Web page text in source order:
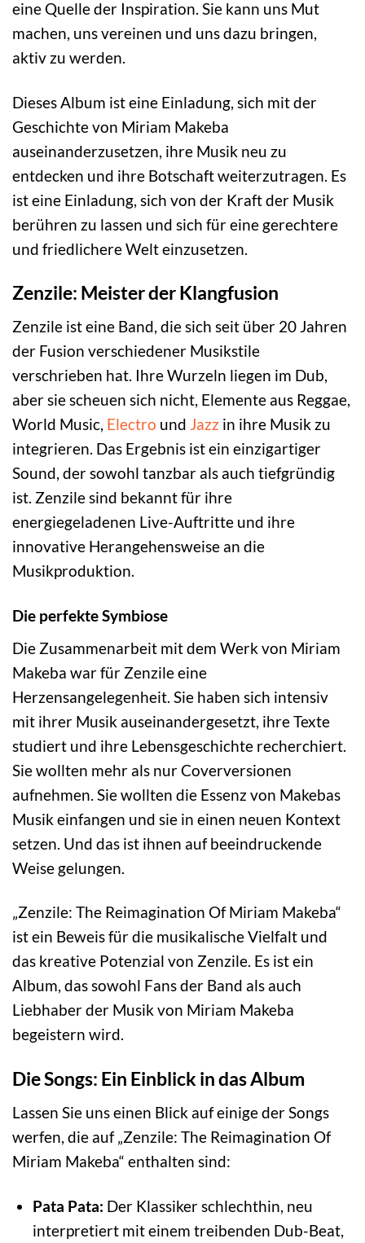
eine Quelle der Inspiration. Sie kann uns Mut
machen, uns vereinen und uns dazu bringen,
aktiv zu werden.
Dieses Album ist eine Einladung, sich mit der
Geschichte von Miriam Makeba
auseinanderzusetzen, ihre Musik neu zu
entdecken und ihre Botschaft weiterzutragen. Es
ist eine Einladung, sich von der Kraft der Musik
berühren zu lassen und sich für eine gerechtere
und friedlichere Welt einzusetzen.
Zenzile: Meister der Klangfusion
Zenzile ist eine Band, die sich seit über 20 Jahren
der Fusion verschiedener Musikstile
verschrieben hat. Ihre Wurzeln liegen im Dub,
aber sie scheuen sich nicht, Elemente aus Reggae,
World Music, Electro und Jazz in ihre Musik zu
integrieren. Das Ergebnis ist ein einzigartiger
Sound, der sowohl tanzbar als auch tiefgründig
ist. Zenzile sind bekannt für ihre
energiegeladenen Live-Auftritte und ihre
innovative Herangehensweise an die
Musikproduktion.
Die perfekte Symbiose
Die Zusammenarbeit mit dem Werk von Miriam
Makeba war für Zenzile eine
Herzensangelegenheit. Sie haben sich intensiv
mit ihrer Musik auseinandergesetzt, ihre Texte
studiert und ihre Lebensgeschichte recherchiert.
Sie wollten mehr als nur Coverversionen
aufnehmen. Sie wollten die Essenz von Makebas
Musik einfangen und sie in einen neuen Kontext
setzen. Und das ist ihnen auf beeindruckende
Weise gelungen.
„Zenzile: The Reimagination Of Miriam Makeba“
ist ein Beweis für die musikalische Vielfalt und
das kreative Potenzial von Zenzile. Es ist ein
Album, das sowohl Fans der Band als auch
Liebhaber der Musik von Miriam Makeba
begeistern wird.
Die Songs: Ein Einblick in das Album
Lassen Sie uns einen Blick auf einige der Songs
werfen, die auf „Zenzile: The Reimagination Of
Miriam Makeba“ enthalten sind:
Pata Pata: Der Klassiker schlechthin, neu
interpretiert mit einem treibenden Dub-Beat,